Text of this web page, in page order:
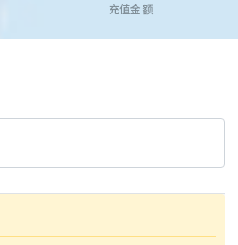
充值金额